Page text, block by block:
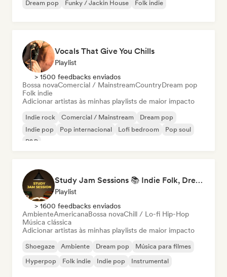
Dream pop
Funky / Jackin House Folk indie
Vocals That Give You Chills
Playlist
> 1500 feedbacks enviados
Bossa novaComercial / MainstreamCountryDream pop
Folk indie
Adicionar artistas às minhas playlists de maior impacto
Indie rock Comercial / Mainstream
Dream pop
Indie pop
Pop internacional Lofi bedroom
Pop soul
R&B
Study Jam Sessions 📚 Indie Folk, Dream Pop & Singer-Songwriter
Playlist
> 1600 feedbacks enviados
AmbienteAmericanaBossa novaChill / Lo-fi Hip-Hop
Música clássica
Adicionar artistas às minhas playlists de maior impacto
Shoegaze Ambiente Dream pop
Música para filmes
Hyperpop
Folk indie Indie pop Instrumental